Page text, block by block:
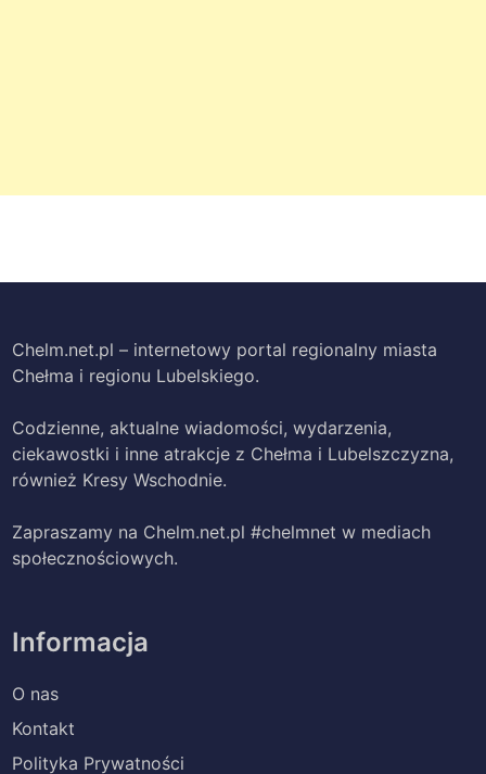
Chelm.net.pl – internetowy portal regionalny miasta
Chełma i regionu Lubelskiego.
Codzienne, aktualne wiadomości, wydarzenia,
ciekawostki i inne atrakcje z Chełma i Lubelszczyzna,
również Kresy Wschodnie.
Zapraszamy na Chelm.net.pl #chelmnet w mediach
społecznościowych.
Informacja
O nas
Kontakt
Polityka Prywatności